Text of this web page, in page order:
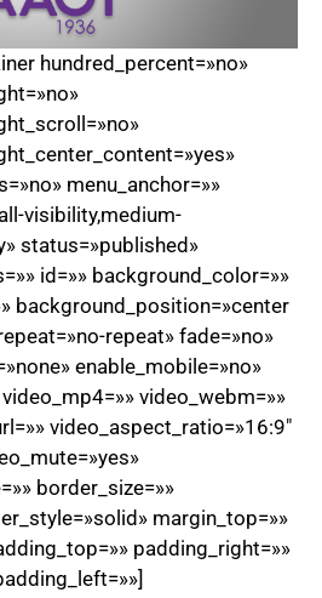
hundred_percent=»no»
menu_anchor=»»
visibility,medium-
status=»published»
id=»» background_color=»»
background_position=»center
repeat» fade=»no»
enable_mobile=»no»
video_webm=»»
video_aspect_ratio=»16:9″
border_size=»»
margin_top=»»
padding_right=»»